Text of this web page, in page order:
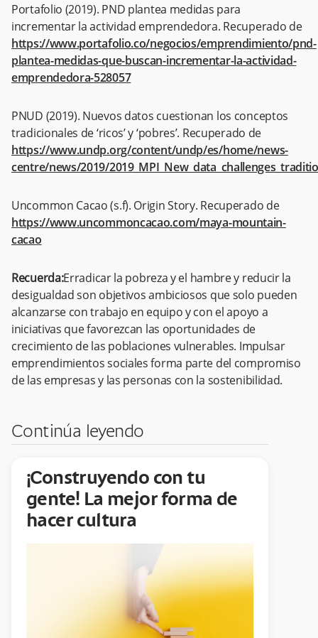
Portafolio (2019). PND plantea medidas para
incrementar la actividad emprendedora. Recuperado de
https://www.portafolio.co/negocios/emprendimiento/pnd-
plantea-medidas-que-buscan-incrementar-la-actividad-
emprendedora-528057
PNUD (2019). Nuevos datos cuestionan los conceptos
tradicionales de ‘ricos’ y ‘pobres’. Recuperado de
https://www.undp.org/content/undp/es/home/news-
centre/news/2019/
Uncommon Cacao (s.f). Origin Story. Recuperado de
https://www.uncommoncacao.com/maya-mountain-
cacao
Recuerda:Erradicar la pobreza y el hambre y reducir la
desigualdad son objetivos ambiciosos que solo pueden
alcanzarse con trabajo en equipo y con el apoyo a
iniciativas que favorezcan las oportunidades de
crecimiento de las poblaciones vulnerables. Impulsar
emprendimientos sociales forma parte del compromiso
de las empresas y las personas con la sostenibilidad.
Continúa leyendo
¡Construyendo con tu
gente! La mejor forma de
hacer cultura